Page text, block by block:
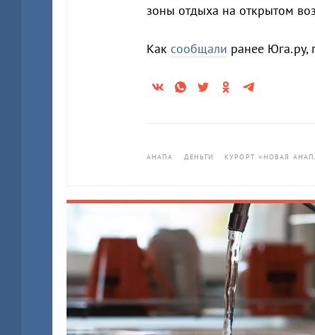
зоны отдыха на открытом
Как сообщали ранее Юга.ру,
АНАПА ДЕНЬГИ КУРОРТ «НОВАЯ